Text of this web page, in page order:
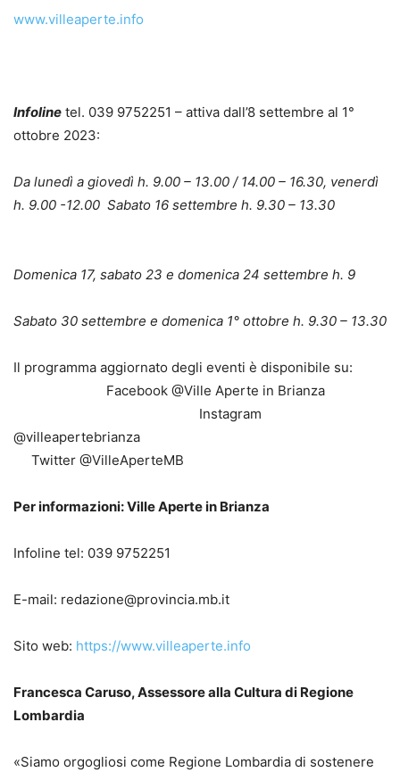
www.villeaperte.info
Infoline tel. 039 9752251 – attiva dall’8 settembre al 1°
ottobre 2023:
Da lunedì a giovedì h. 9.00 – 13.00 / 14.00 – 16.30, venerdì
h. 9.00 -12.00 Sabato 16 settembre h. 9.30 – 13.30
Domenica 17, sabato 23 e domenica 24 settembre h. 9
Sabato 30 settembre e domenica 1° ottobre h. 9.30 – 13.30
Il programma aggiornato degli eventi è disponibile su:
Facebook @Ville Aperte in Brianza
Instagram
@villeapertebrianza
Twitter @VilleAperteMB
Per informazioni: Ville Aperte in Brianza
Infoline tel: 039 9752251
E-mail: redazione@provincia.mb.it
Sito web: https://www.villeaperte.info
Francesca Caruso, Assessore alla Cultura di Regione
Lombardia
«Siamo orgogliosi come Regione Lombardia di sostenere